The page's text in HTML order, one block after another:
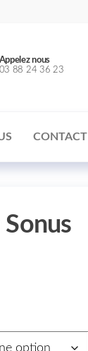
Appelez nous
03 88 24 36 23
CONTACT